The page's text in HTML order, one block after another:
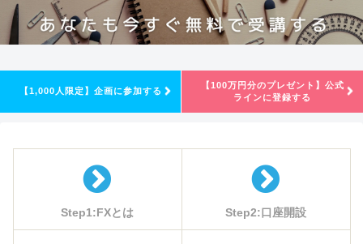
【1,000人限定】企画に参加する
【100万円分のプレゼント】公式
ラインに登録する
Step1:FXとは Step2:口座開設